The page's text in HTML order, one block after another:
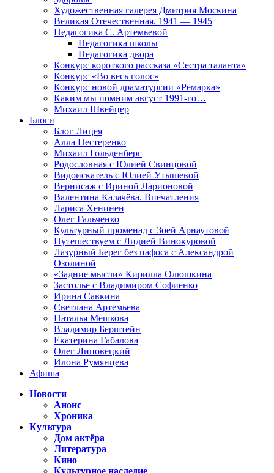
Художественная галерея Дмитрия Москина
Великая Отечественная. 1941 — 1945
Педагогика С. Артемьевой
Педагогика школы
Педагогика двора
Конкурс короткого рассказа «Сестра таланта»
Конкурс «Во весь голос»
Конкурс новой драматургии «Ремарка»
Каким мы помним август 1991-го…
Михаил Швейцер
Блоги
Блог Лицея
Алла Нестеренко
Михаил Гольденберг
Родословная с Юлией Свинцовой
Видоискатель с Юлией Утышевой
Вернисаж с Ириной Ларионовой
Валентина Калачёва. Впечатления
Лариса Хенинен
Олег Гальченко
Культурный променад с Зоей Арнаутовой
Путешествуем с Лидией Винокуровой
Лазурный Берег без пафоса с Александрой
Озолиной
«Задние мысли» Кирилла Олюшкина
Застолье с Владимиром Софиенко
Ирина Савкина
Светлана Артемьева
Наталья Мешкова
Владимир Берштейн
Екатерина Габалова
Олег Липовецкий
Илона Румянцева
Афиша
Новости
Анонс
Хроника
Культура
Дом актёра
Литература
Кино